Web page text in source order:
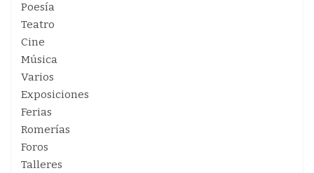
Poesía
Teatro
Cine
Música
Varios
Exposiciones
Ferias
Romerías
Foros
Talleres